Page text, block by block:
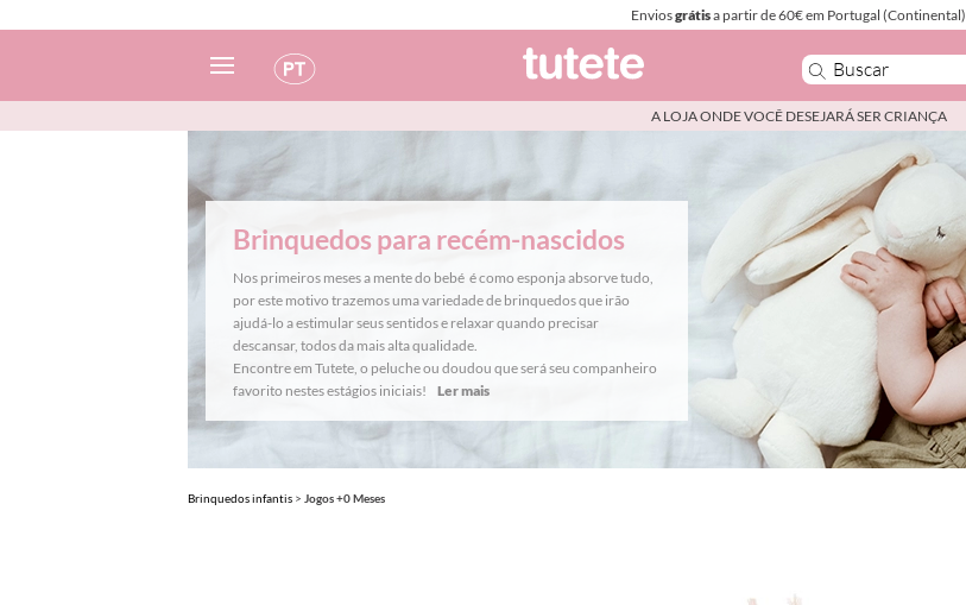
Enviosgrátisa partir de 60€ em Portugal (Continental)
Espanhol
Italiano
Português
Francês
A LOJA ONDE VOCÊ DESEJARÁ SER CRIANÇA
Brinquedos para recém-nascidos
Nos primeiros meses a mente do bebé é como esponja absorve tudo,
por este motivo trazemos uma variedade de brinquedos que irão
ajudá-lo a estimular seus sentidos e relaxar quando precisar
descansar, todos da mais alta qualidade.
Encontre em Tutete, o peluche ou doudou que será seu companheiro
favorito nestes estágios iniciais!
Ler mais
Brinquedos infantis > Jogos +0 Meses